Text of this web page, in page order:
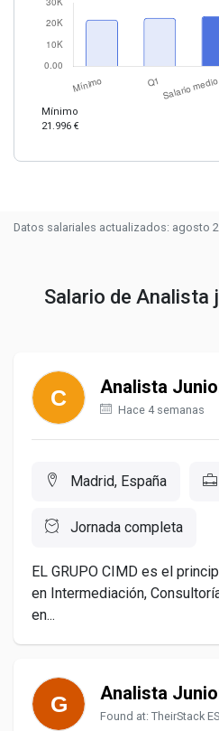
Mínimo
21.996 €
Datos salariales actualizados: agosto
Salario de Analista
Analista
Hace 4 semanas
Madrid, España
Jornada completa
EL GRUPO CIMD es el
en Intermediación,
en...
Analista
Found at: TheirStack